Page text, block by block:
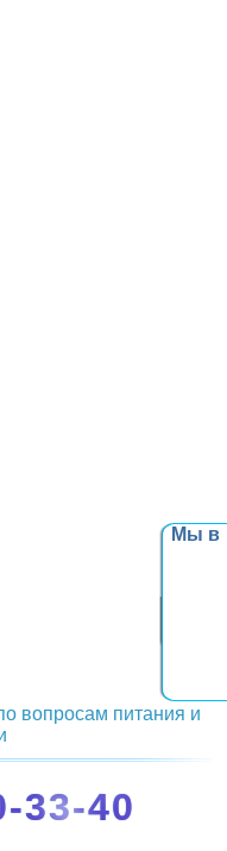
Мы в
вопросам питания и
33-40